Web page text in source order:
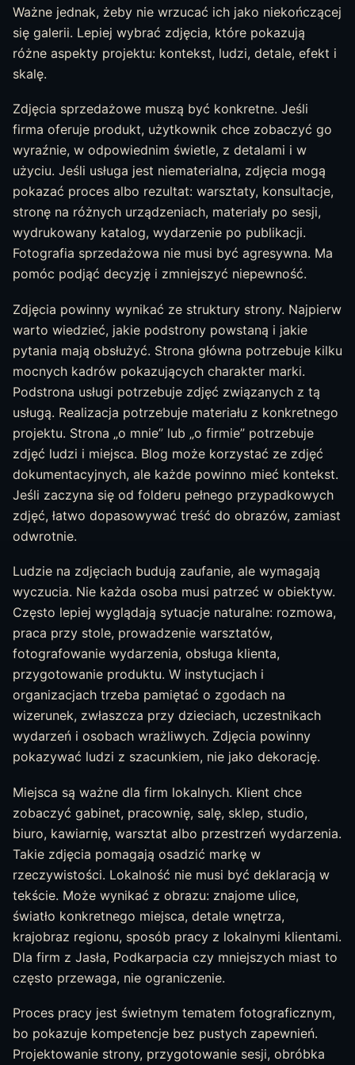
Ważne jednak, żeby nie wrzucać ich jako niekończącej
się galerii. Lepiej wybrać zdjęcia, które pokazują
różne aspekty projektu: kontekst, ludzi, detale, efekt i
skalę.
Zdjęcia sprzedażowe muszą być konkretne. Jeśli
firma oferuje produkt, użytkownik chce zobaczyć go
wyraźnie, w odpowiednim świetle, z detalami i w
użyciu. Jeśli usługa jest niematerialna, zdjęcia mogą
pokazać proces albo rezultat: warsztaty, konsultacje,
stronę na różnych urządzeniach, materiały po sesji,
wydrukowany katalog, wydarzenie po publikacji.
Fotografia sprzedażowa nie musi być agresywna. Ma
pomóc podjąć decyzję i zmniejszyć niepewność.
Zdjęcia powinny wynikać ze struktury strony. Najpierw
warto wiedzieć, jakie podstrony powstaną i jakie
pytania mają obsłużyć. Strona główna potrzebuje kilku
mocnych kadrów pokazujących charakter marki.
Podstrona usługi potrzebuje zdjęć związanych z tą
usługą. Realizacja potrzebuje materiału z konkretnego
projektu. Strona „o mnie” lub „o firmie” potrzebuje
zdjęć ludzi i miejsca. Blog może korzystać ze zdjęć
dokumentacyjnych, ale każde powinno mieć kontekst.
Jeśli zaczyna się od folderu pełnego przypadkowych
zdjęć, łatwo dopasowywać treść do obrazów, zamiast
odwrotnie.
Ludzie na zdjęciach budują zaufanie, ale wymagają
wyczucia. Nie każda osoba musi patrzeć w obiektyw.
Często lepiej wyglądają sytuacje naturalne: rozmowa,
praca przy stole, prowadzenie warsztatów,
fotografowanie wydarzenia, obsługa klienta,
przygotowanie produktu. W instytucjach i
organizacjach trzeba pamiętać o zgodach na
wizerunek, zwłaszcza przy dzieciach, uczestnikach
wydarzeń i osobach wrażliwych. Zdjęcia powinny
pokazywać ludzi z szacunkiem, nie jako dekorację.
Miejsca są ważne dla firm lokalnych. Klient chce
zobaczyć gabinet, pracownię, salę, sklep, studio,
biuro, kawiarnię, warsztat albo przestrzeń wydarzenia.
Takie zdjęcia pomagają osadzić markę w
rzeczywistości. Lokalność nie musi być deklaracją w
tekście. Może wynikać z obrazu: znajome ulice,
światło konkretnego miejsca, detale wnętrza,
krajobraz regionu, sposób pracy z lokalnymi klientami.
Dla firm z Jasła, Podkarpacia czy mniejszych miast to
często przewaga, nie ograniczenie.
Proces pracy jest świetnym tematem fotograficznym,
bo pokazuje kompetencje bez pustych zapewnień.
Projektowanie strony, przygotowanie sesji, obróbka